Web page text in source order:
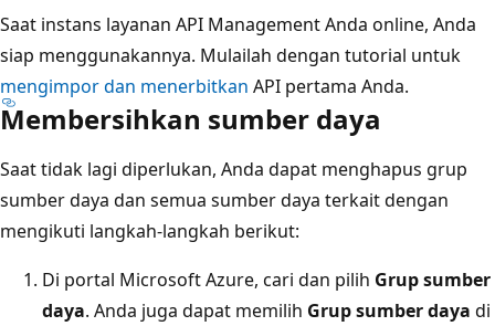
Saat instans layanan API Management Anda online, Anda
siap menggunakannya. Mulailah dengan tutorial untuk
mengimpor dan menerbitkan API pertama Anda.
Membersihkan sumber daya
Saat tidak lagi diperlukan, Anda dapat menghapus grup
sumber daya dan semua sumber daya terkait dengan
mengikuti langkah-langkah berikut:
Di portal Microsoft Azure, cari dan pilih Grup sumber
daya. Anda juga dapat memilih Grup sumber daya di